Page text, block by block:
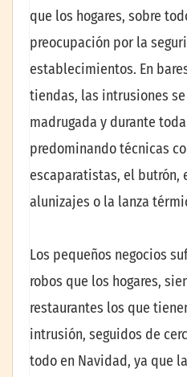
que los hogares, sobre
preocupación por la
establecimientos. En
tiendas, las intrusiones
madrugada y durante
predominando técnicas
escaparatistas, el butrón,
alunizajes o la lanza
Los pequeños negocios
robos que los hogares,
restaurantes los que
intrusión, seguidos de
todo en Navidad, ya que